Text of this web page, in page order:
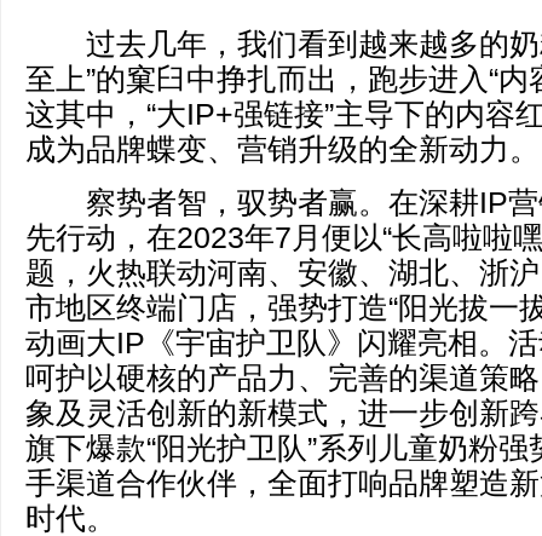
过去几年，我们看到越来越多的奶
至上”的窠臼中挣扎而出，跑步进入“内
这其中，“大IP+强链接”主导下的内容
成为品牌蝶变、营销升级的全新动力。
察势者智，驭势者赢。在深耕IP营
先行动，在2023年7月便以“长高啦啦
题，火热联动河南、安徽、湖北、浙
市地区终端门店，强势打造“阳光拔一
动画大IP《宇宙护卫队》闪耀亮相。
呵护以硬核的产品力、完善的渠道策
象及灵活创新的新模式，进一步创新
旗下爆款“阳光护卫队”系列儿童奶粉
手渠道合作伙伴，全面打响品牌塑造
时代。